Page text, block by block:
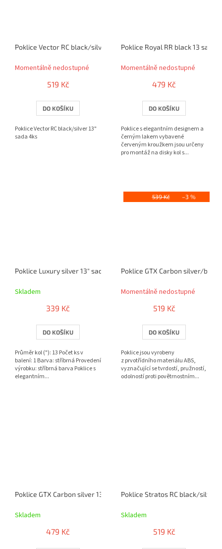
Poklice Vector RC black/silver 13" sada 4ks
Momentálně nedostupné
519 Kč
DO KOŠÍKU
Poklice Vector RC black/silver 13"
sada 4ks
Poklice Royal RR black 13 sada
Momentálně nedostupné
479 Kč
DO KOŠÍKU
Poklice s elegantním designem a
černým lakem vybavené
červeným kroužkem jsou určeny
pro montáž na disky kol s...
Poklice Luxury silver 13" sada 4ks
Skladem
339 Kč
DO KOŠÍKU
Průměr kol ("): 13 Počet ks v
balení: 1 Barva: stříbrná Provedení
výrobku: stříbrná barva Poklice s
elegantním...
539 Kč –3 %
Poklice GTX Carbon silver/
Momentálně nedostupné
519 Kč
DO KOŠÍKU
Poklice jsou vyrobeny
z prvotřídního materiálu ABS,
vyznačující se tvrdostí, pružností,
odolností proti povětrnostním...
Poklice GTX Carbon silver 13 sada 4ks
Skladem
479 Kč
Poklice Stratos RC black/silver
Skladem
519 Kč